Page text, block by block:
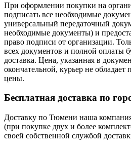
При оформлении покупки на
подписать все необходимые
универсальный передаточный
необходимые документы) и
право подписи от организации.
всех документов и полной оплаты
доставка. Цена, указанная в
окончательной, курьер не обладает
цены.
Бесплатная доставка по
Доставку по Тюмени наша
(при покупке двух и более
своей собственной службой